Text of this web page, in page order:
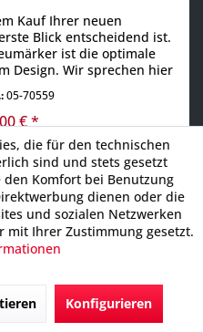
Kauf Ihrer neuen
Blick entscheidend ist.
ist die optimale
Design. Wir sprechen hier
Logic hat eine
einer Tiefe von 40 mm.
05-70559
€ *
die für den technischen
sind und stets gesetzt
Komfort bei Benutzung
dienen oder die
und sozialen Netzwerken
mit Ihrer Zustimmung gesetzt.
Konfigurieren